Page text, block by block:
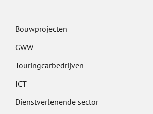
Bouwprojecten
GWW
Touringcarbedrijven
ICT
Dienstverlenende sector